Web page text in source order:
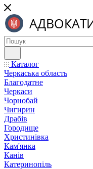
Каталог
Черкаська область
Благодатне
Черкаси
Чорнобай
Чигирин
Драбів
Городище
Христинівка
Кам'янка
Канів
Катеринопіль